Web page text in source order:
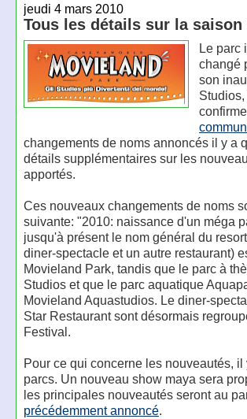
jeudi 4 mars 2010
Tous les détails sur la saison
Le parc
changé
son
changements de noms annoncés il y a
détails supplémentaires sur les
apportés.
Ces nouveaux changements de noms
suivante: "2010: naissance d'un méga
jusqu'à présent le nom général du
diner-spectacle et un autre restaurant)
Movieland Park, tandis que le parc à
Studios et que le parc aquatique
Movieland Aquastudios. Le diner-
Star Restaurant sont désormais
Festival.
Pour ce qui concerne les nouveautés,
parcs. Un nouveau show maya sera
les principales nouveautés seront au
précédemment annoncé.